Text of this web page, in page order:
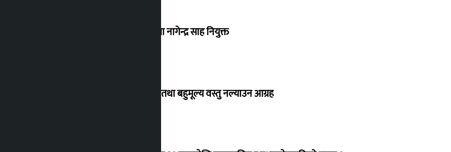
नेपाल आयल निगमको कार्यकारी निर्देशकमा नागेन्द्र साह नियुक्त
विदेशबाट फर्किँदा अपरिचित व्यक्तिका सुन तथा बहुमूल्य वस्तु नल्याउन आग्रह